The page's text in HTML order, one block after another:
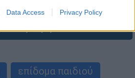
Data Access Privacy Policy
άρθρα
επίδομα παιδιού